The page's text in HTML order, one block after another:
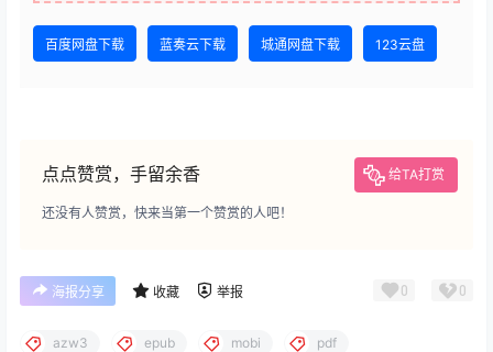
百度网盘下载 蓝奏云下载 城通网盘下载 123云盘
点点赞赏，手留余香 给TA打赏
还没有人赞赏，快来当第一个赞赏的人吧！
海报分享 收藏 举报 0 0
azw3 epub mobi pdf